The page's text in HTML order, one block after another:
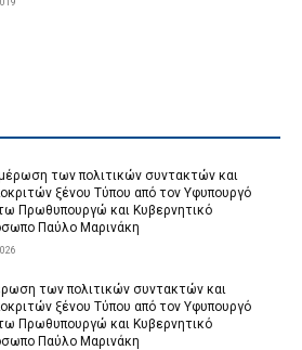
των πολιτικών συντακτών και
ξένου Τύπου από τον Υφυπουργό
Πρωθυπουργώ και Κυβερνητικό
Παύλο Μαρινάκη
των πολιτικών συντακτών και
ξένου Τύπου από τον Υφυπουργό
Πρωθυπουργώ και Κυβερνητικό
Παύλο Μαρινάκη